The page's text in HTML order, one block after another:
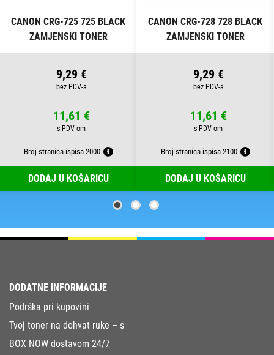
CANON CRG-725 725 BLACK
ZAMJENSKI TONER
9,29 €
11,61 €
Broj stranica ispisa 2000
DODAJ U KOŠARICU
CANON CRG-728 728 BLACK
ZAMJENSKI TONER
9,29 €
11,61 €
Broj stranica ispisa 2100
DODAJ U KOŠARICU
DODATNE INFORMACIJE
Podrška pri kupovini
Tvoj toner na dohvat ruke – s
BOX NOW dostavom 24/7